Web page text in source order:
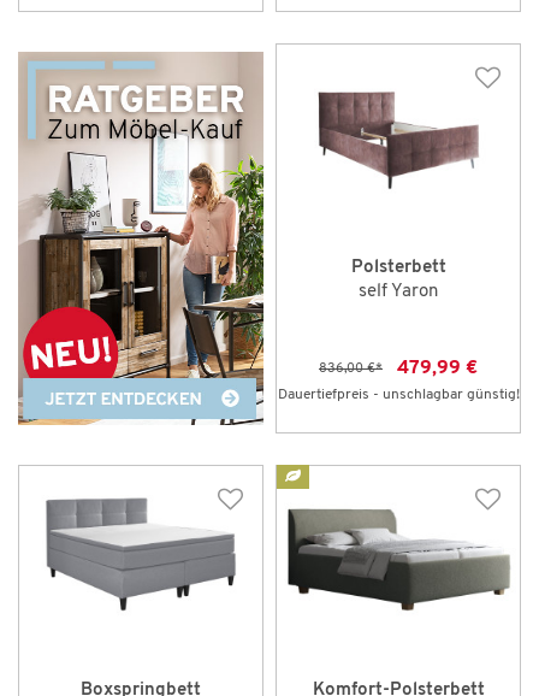
Polsterbett
self Yaron
836,00 €* 479,99 €
Dauertiefpreis - unschlagbar günstig!
Boxspringbett
Komfort-Polsterbett